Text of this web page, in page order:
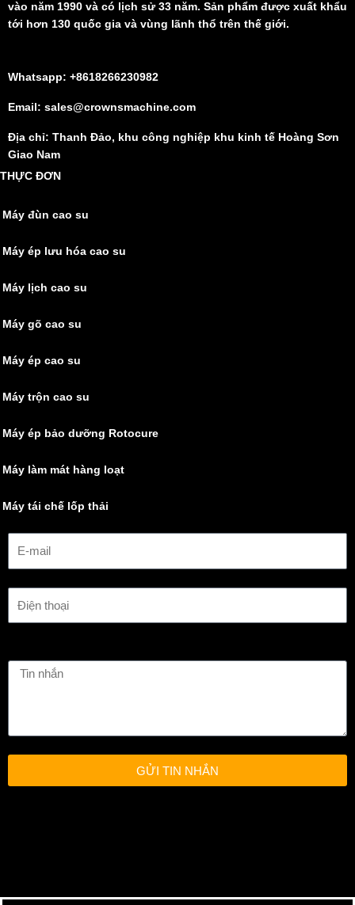
vào năm 1990 và có lịch sử 33 năm. Sản phẩm được xuất khẩu
tới hơn 130 quốc gia và vùng lãnh thổ trên thế giới.
Whatsapp: +8618266230982
Email: sales@crownsmachine.com
Địa chỉ: Thanh Đảo, khu công nghiệp khu kinh tế Hoàng Sơn
Giao Nam
THỰC ĐƠN
Máy đùn cao su
Máy ép lưu hóa cao su
Máy lịch cao su
Máy gõ cao su
Máy ép cao su
Máy trộn cao su
Máy ép bảo dưỡng Rotocure
Máy làm mát hàng loạt
Máy tái chế lốp thải
GỬI TIN NHẮN